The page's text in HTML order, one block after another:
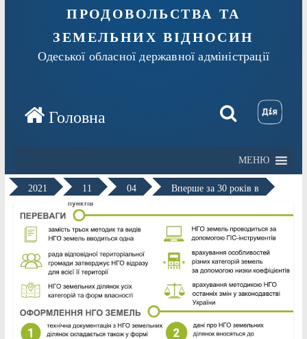
продовольства та
земельних відносин
Одеської обласної державної адміністрації
МЕНЮ
2021 11 04 Вперше за 30 років в